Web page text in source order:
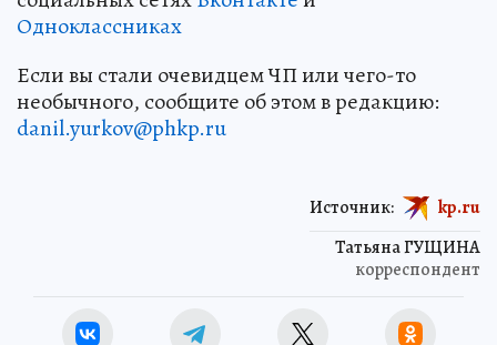
Одноклассниках
Если вы стали очевидцем ЧП или чего-то
необычного, сообщите об этом в редакцию:
danil.yurkov@phkp.ru
Татьяна ГУЩИНА
корреспондент
Источник: kp.ru